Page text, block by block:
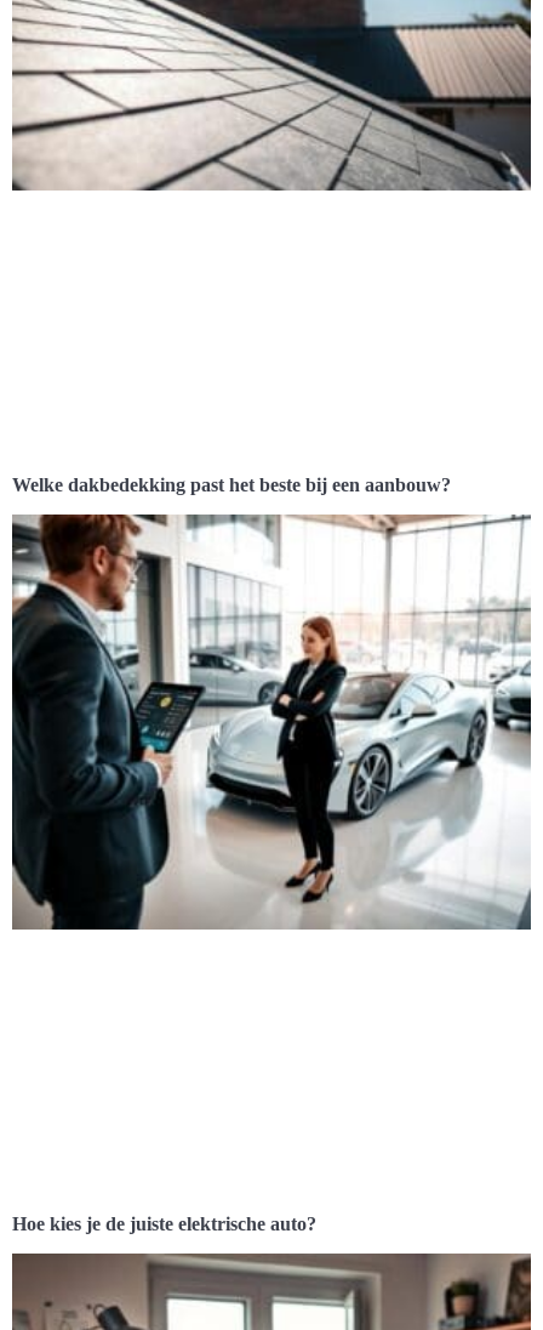
Welke dakbedekking past het beste bij een aanbouw?
Hoe kies je de juiste elektrische auto?